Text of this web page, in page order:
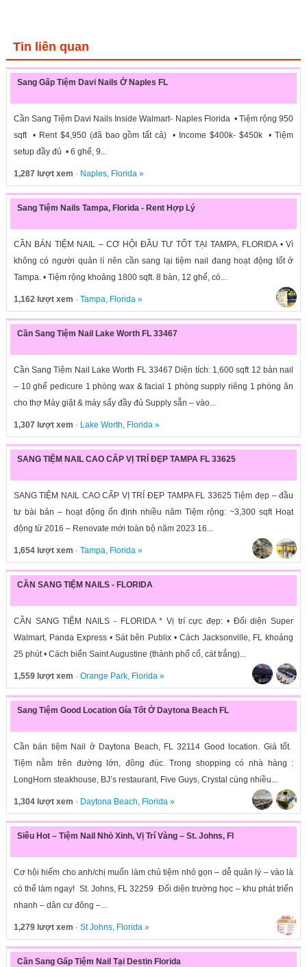
Tin liên quan
Sang Gấp Tiệm Davi Nails Ở Naples FL
Cần Sang Tiệm Davi Nails Inside Walmart- Naples Florida • Tiệm rộng 950
sqft • Rent $4,950 (đã bao gồm tất cả) • Income $400k- $450k • Tiệm
setup đầy đủ • 6 ghế, 9...
1,287 lượt xem · Naples, Florida»
Sang Tiệm Nails Tampa, Florida - Rent Hợp Lý
CẦN BÁN TIỆM NAIL – CƠ HỘI ĐẦU TƯ TỐT TẠI TAMPA, FLORIDA • Vì
không có người quản lí nên cần sang lại tiệm nail đang hoạt động tốt ở
Tampa. • Tiệm rộng khoảng 1800 sqft. 8 bàn, 12 ghế, có...
1,162 lượt xem · Tampa, Florida»
Cần Sang Tiệm Nail Lake Worth FL 33467
Cần Sang Tiệm Nail Lake Worth FL 33467 Diện tích: 1,600 sqft 12 bàn nail
– 10 ghế pedicure 1 phòng wax & facial 1 phòng supply riêng 1 phòng ăn
cho thợ Máy giặt & máy sấy đầy đủ Supply sẵn – vào...
1,307 lượt xem · Lake Worth, Florida»
SANG TIỆM NAIL CAO CẤP VỊ TRÍ ĐẸP TAMPA FL 33625
SANG TIỆM NAIL CAO CẤP VỊ TRÍ ĐẸP TAMPA FL 33625 Tiệm đẹp – đầu
tư bài bản – hoạt động ổn định nhiều năm Tiệm rộng: ~3,300 sqft Hoạt
động từ 2016 – Renovate mới toàn bộ năm 2023 16...
1,654 lượt xem · Tampa, Florida»
CẦN SANG TIỆM NAILS - FLORIDA
CẦN SANG TIỆM NAILS - FLORIDA * Vị trí cực đẹp: • Đối diện Super
Walmart, Panda Express • Sát bên Publix • Cách Jacksonville, FL khoảng
25 phút • Cách biển Saint Augustine (thành phố cổ, cát trắng)...
1,559 lượt xem · Orange Park, Florida»
Sang Tiệm Good Location Gía Tốt Ở Daytona Beach FL
Cần bán tiệm Nail ở Daytona Beach, FL 32114 Good location. Giá tốt.
Tiệm nằm trên đường lớn, đông đúc. Trong shopping có nhà hàng :
LongHorn steakhouse, BJ’s restaurant, Five Guys, Crystal cùng nhiều...
1,304 lượt xem · Daytona Beach, Florida»
Siêu Hot – Tiệm Nail Nhỏ Xinh, Vị Trí Vàng – St. Johns, Fl
Cơ hội hiếm cho anh/chị muốn làm chủ tiệm nhỏ gọn – dễ quản lý – vào là
có thể làm ngay! St. Johns, FL 32259 Đối diện trường học – khu phát triển
nhanh – dân cư đông –...
1,279 lượt xem · St Johns, Florida»
Cần Sang Gấp Tiệm Nail Tại Destin Florida